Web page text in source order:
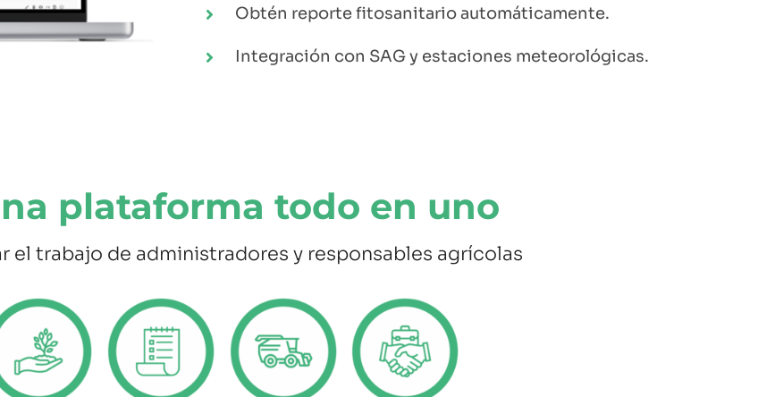
Obtén reporte fitosanitario automáticamente.
Integración con SAG y estaciones meteorológicas.
plataforma todo en uno
el trabajo de administradores y responsables agrícolas